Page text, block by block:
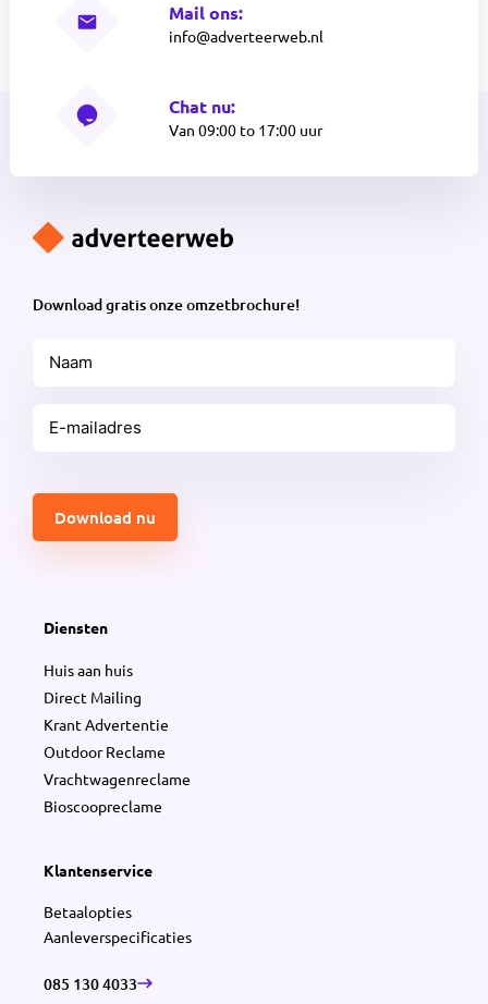
Mail ons:
info@adverteerweb.nl
Chat nu:
Van 09:00 to 17:00 uur
Download gratis onze omzetbrochure!
mailadres
Diensten
Huis aan huis
Direct Mailing
Krant Advertentie
Outdoor Reclame
Vrachtwagenreclame
Bioscoopreclame
Klantenservice
Betaalopties
Aanleverspecificaties
085 130 4033